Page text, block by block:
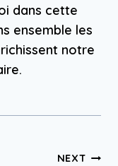
dans cette
ensemble les
notre
NEXT